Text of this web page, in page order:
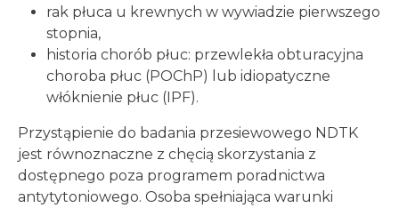
rak płuca u krewnych w wywiadzie pierwszego
stopnia,
historia chorób płuc: przewlekła obturacyjna
choroba płuc (POChP) lub idiopatyczne
włóknienie płuc (IPF).
Przystąpienie do badania przesiewowego NDTK
jest równoznaczne z chęcią skorzystania z
dostępnego poza programem poradnictwa
antytytoniowego. Osoba spełniająca warunki